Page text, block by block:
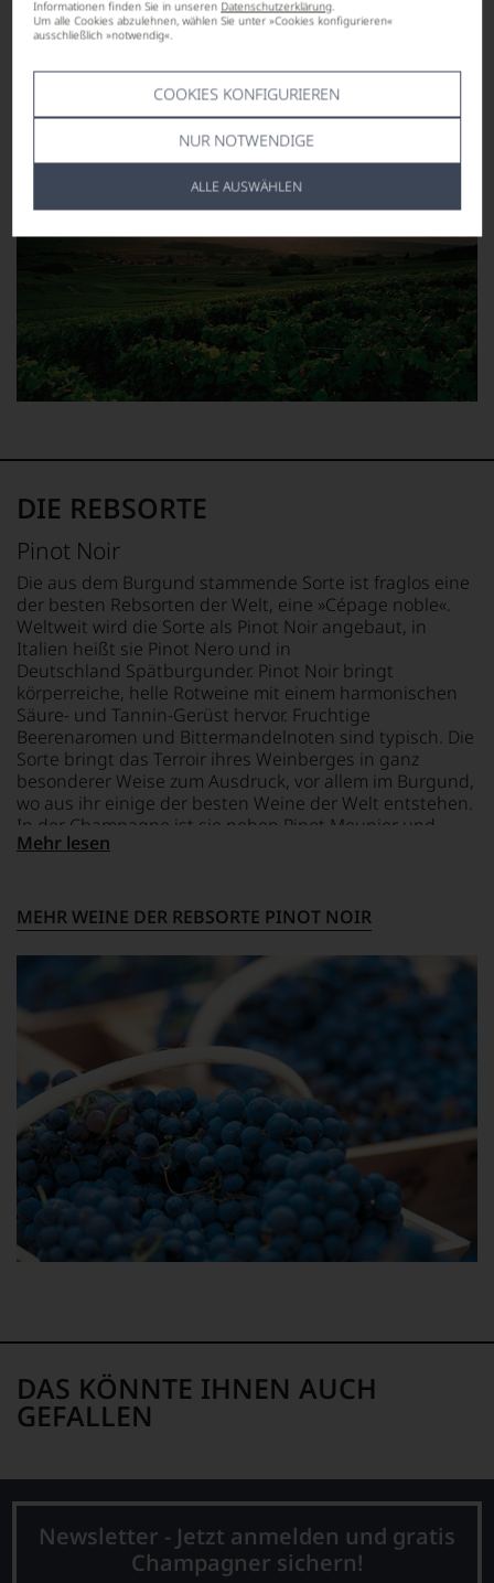
Informationen finden Sie in unseren Datenschutzerklärung.
Um alle Cookies abzulehnen, wählen Sie unter »Cookies konfigurieren«
ausschließlich »notwendig«.
COOKIES KONFIGURIEREN
NUR NOTWENDIGE
ALLE AUSWÄHLEN
DIE REBSORTE
Pinot Noir
Die aus dem Burgund stammende Sorte ist fraglos eine
der besten Rebsorten der Welt, eine »Cépage noble«.
Weltweit wird die Sorte als Pinot Noir angebaut, in
Italien heißt sie Pinot Nero und in
Deutschland Spätburgunder. Pinot Noir bringt
körperreiche, helle Rotweine mit einem harmonischen
Säure- und Tannin-Gerüst hervor. Fruchtige
Beerenaromen und Bittermandelnoten sind typisch. Die
Sorte bringt das Terroir ihres Weinberges in ganz
besonderer Weise zum Ausdruck, vor allem im Burgund,
wo aus ihr einige der besten Weine der Welt entstehen.
In der Champagne ist sie neben Pinot Meunier und
Chardonnay die dritte wichtige Rebsorte großer
Mehr lesen
MEHR WEINE DER REBSORTE PINOT NOIR
DAS KÖNNTE IHNEN AUCH
GEFALLEN
Newsletter - Jetzt anmelden und gratis
Champagner sichern!